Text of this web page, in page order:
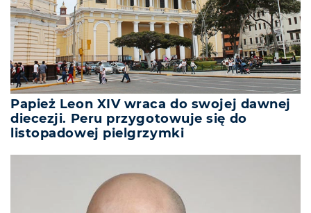
Papież Leon XIV wraca do swojej dawnej
diecezji. Peru przygotowuje się do
listopadowej pielgrzymki